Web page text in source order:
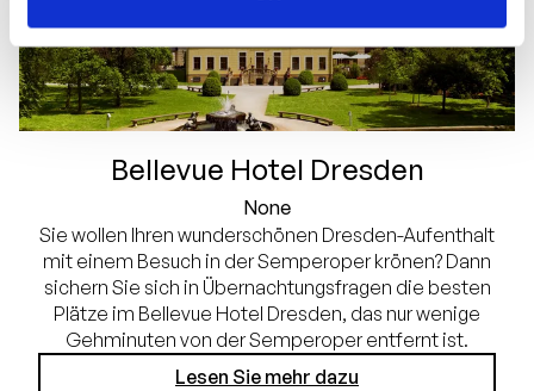
Bellevue Hotel Dresden
None
Sie wollen Ihren wunderschönen Dresden-Aufenthalt
mit einem Besuch in der Semperoper krönen? Dann
sichern Sie sich in Übernachtungsfragen die besten
Plätze im Bellevue Hotel Dresden, das nur wenige
Gehminuten von der Semperoper entfernt ist.
Lesen Sie mehr dazu